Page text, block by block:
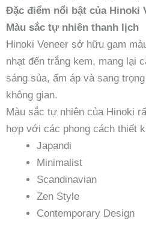
Đặc điểm nổi bật của Hinoki
Màu sắc tự nhiên thanh lịch
Hinoki Veneer sở hữu gam
nhạt đến trắng kem, mang lại
sáng sủa, ấm áp và sang
không gian.
Màu sắc tự nhiên của Hinoki
hợp với các phong cách thiết
Japandi
Minimalist
Scandinavian
Zen Style
Contemporary Design